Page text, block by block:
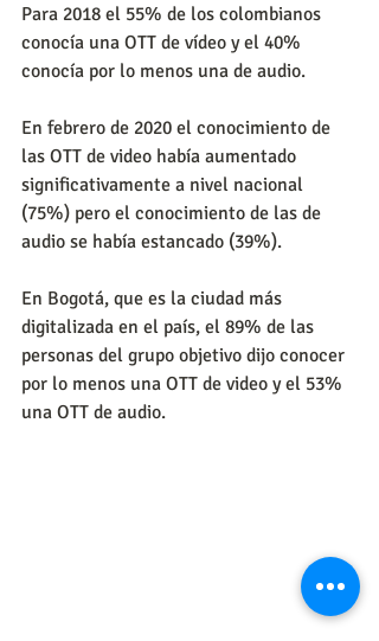
Para 2018 el 55% de los colombianos
conocía una OTT de vídeo y el 40%
conocía por lo menos una de audio.
En febrero de 2020 el conocimiento de
las OTT de video había aumentado
significativamente a nivel nacional
(75%) pero el conocimiento de las de
audio se había estancado (39%).
En Bogotá, que es la ciudad más
digitalizada en el país, el 89% de las
personas del grupo objetivo dijo conocer
por lo menos una OTT de video y el 53%
una OTT de audio.